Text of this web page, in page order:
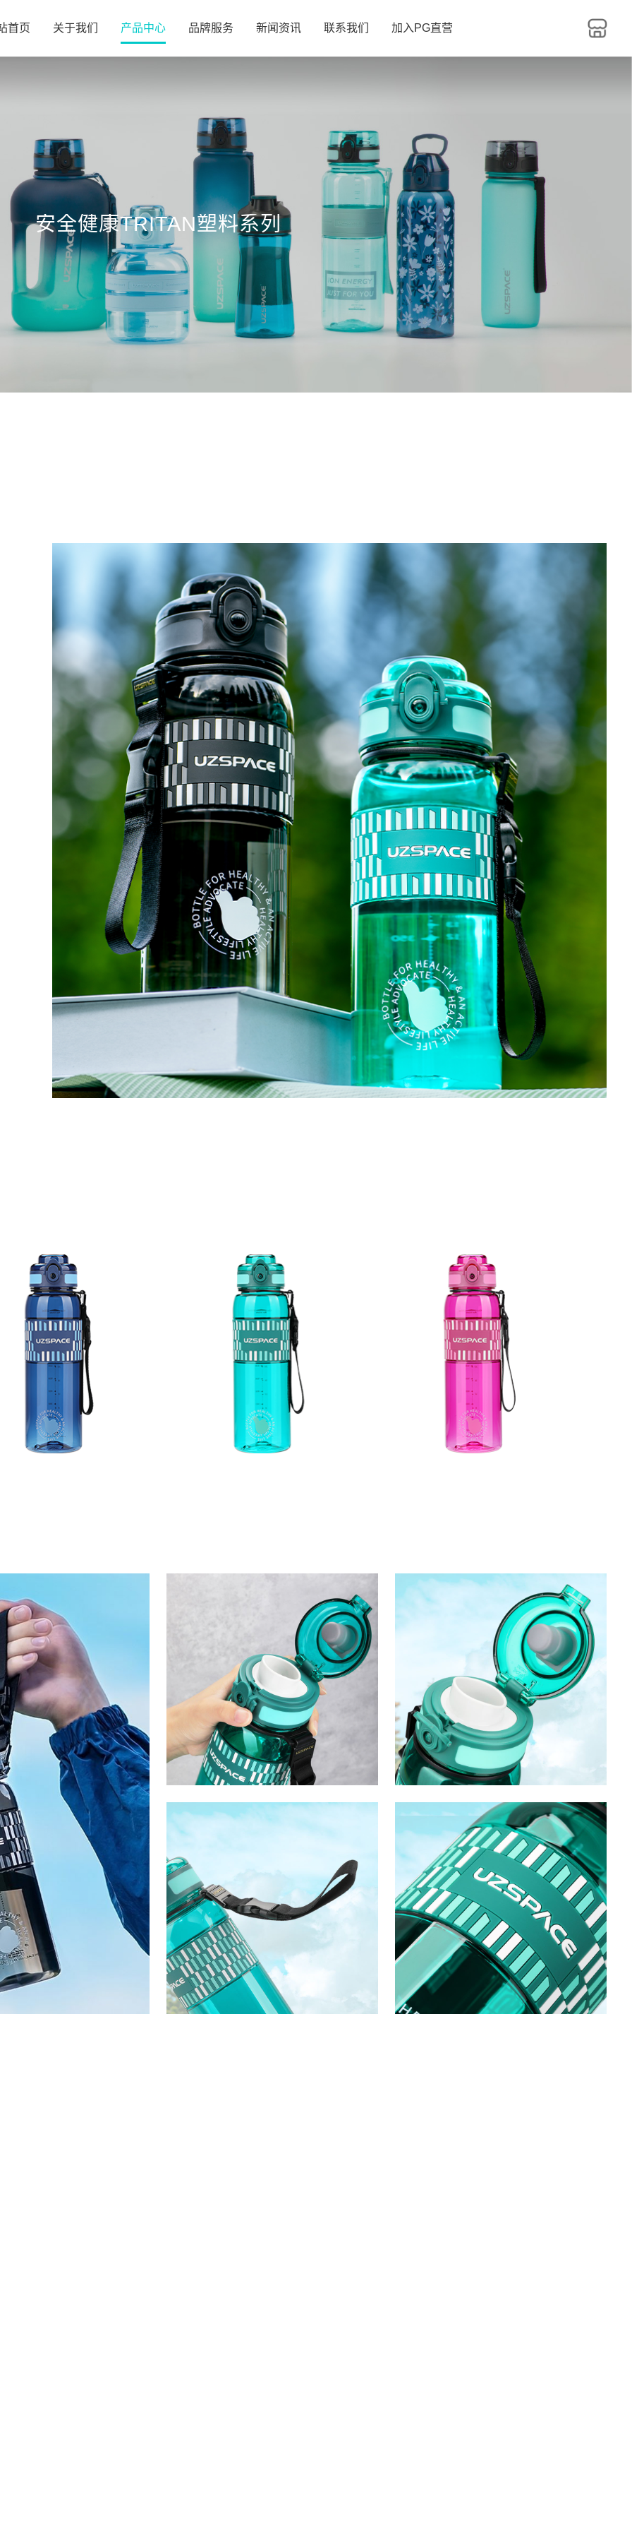
首页 关于我们 产品中心 品牌服务 新闻资讯 联系我们 加入PG直营
安全健康TRITAN塑料系列